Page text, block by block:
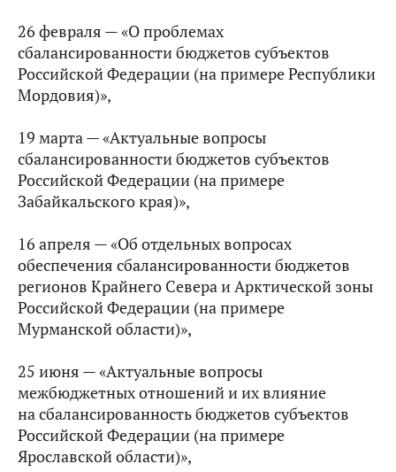
26 февраля — «О проблемах
сбалансированности бюджетов субъектов
Российской Федерации (на примере Республики
Мордовия)»,
19 марта — «Актуальные вопросы
сбалансированности бюджетов субъектов
Российской Федерации (на примере
Забайкальского края)»,
16 апреля — «Об отдельных вопросах
обеспечения сбалансированности бюджетов
регионов Крайнего Севера и Арктической зоны
Российской Федерации (на примере
Мурманской области)»,
25 июня — «Актуальные вопросы
межбюджетных отношений и их влияние
на сбалансированность бюджетов субъектов
Российской Федерации (на примере
Ярославской области)»,